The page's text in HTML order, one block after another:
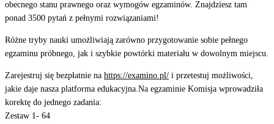
obecnego stanu prawnego oraz wymogów egzaminów. Znajdziesz tam
ponad 3500 pytań z pełnymi rozwiązaniami!
Różne tryby nauki umożliwiają zarówno przygotowanie sobie pełnego
egzaminu próbnego, jak i szybkie powtórki materiału w dowolnym miejscu.
Zarejestruj się bezpłatnie na https://examino.pl/ i przetestuj możliwości,
jakie daje nasza platforma edukacyjna.Na egzaminie Komisja wprowadziła
korektę do jednego zadania:
Zestaw 1- 64